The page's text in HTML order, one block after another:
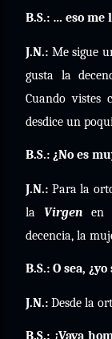
B.S.: … eso
J.N.: Me sigue
gusta la
Cuando vistes
desdice un
B.S.: ¿No es
J.N.: Para la
la Virgenen
decencia, la
B.S.: O sea,
J.N.: Desde la
B.S.: ¡Vaya